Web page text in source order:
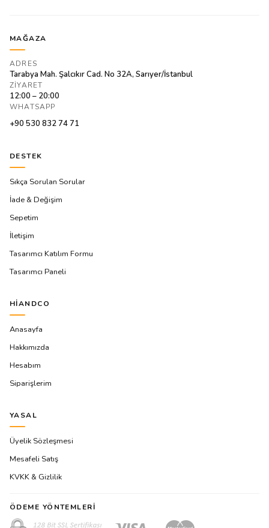
MAĞAZA
ADRES
Tarabya Mah. Şalcıkır Cad. No 32A, Sarıyer/İstanbul
ZIYARET
12:00 – 20:00
WHATSAPP
+90 530 832 74 71
DESTEK
Sıkça Sorulan Sorular
İade & Değişim
Sepetim
İletişim
Tasarımcı Katılım Formu
Tasarımcı Paneli
HIANDCO
Anasayfa
Hakkımızda
Hesabım
Siparişlerim
YASAL
Üyelik Sözleşmesi
Mesafeli Satış
KVKK & Gizlilik
ÖDEME YÖNTEMLERI